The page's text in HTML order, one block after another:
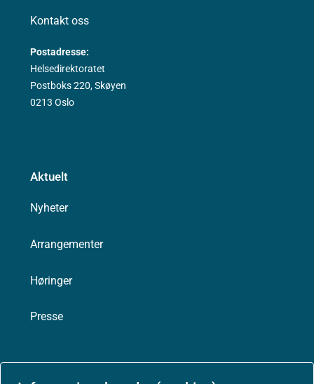
Kontakt oss
Postadresse:
Helsedirektoratet
Postboks 220, Skøyen
0213 Oslo
Aktuelt
Nyheter
Arrangementer
Høringer
Presse